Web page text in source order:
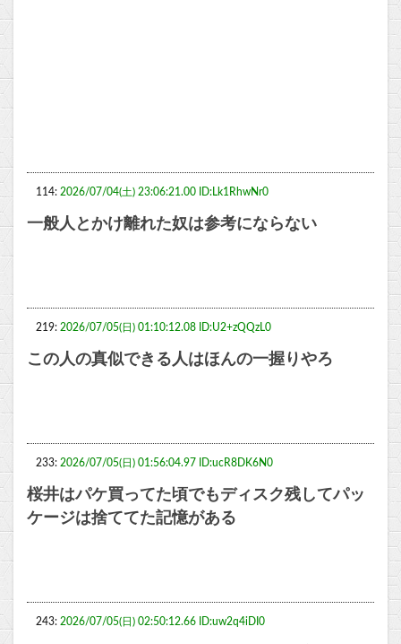
114: 2026/07/04(土) 23:06:21.00 ID:Lk1RhwNr0
一般人とかけ離れた奴は参考にならない
219: 2026/07/05(日) 01:10:12.08 ID:U2+zQQzL0
この人の真似できる人はほんの一握りやろ
233: 2026/07/05(日) 01:56:04.97 ID:ucR8DK6N0
桜井はパケ買ってた頃でもディスク残してパッ
ケージは捨ててた記憶がある
243: 2026/07/05(日) 02:50:12.66 ID:uw2q4iDI0